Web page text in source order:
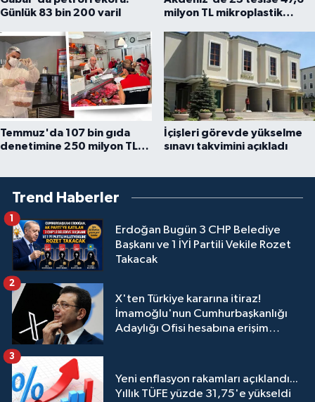
Günlük 83 bin 200 varil
milyon TL mikroplastik
Temmuz'da 107 bin gıda
denetimine 250 milyon TL
İçişleri görevde yükselme
sınavı takvimini açıkladı
Trend Haberler
Erdoğan Bugün 3 CHP Belediye
Başkanı ve 1 İYİ Partili Vekile Rozet
Takacak
1
X'ten Türkiye kararına itiraz!
İmamoğlu'nun Cumhurbaşkanlığı
Adaylığı Ofisi hesabına erişim
2
Yeni enflasyon rakamları açıklandı...
Yıllık TÜFE yüzde 31,75'e yükseldi
3